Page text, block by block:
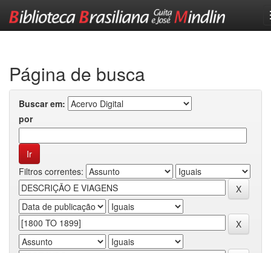
Página de busca
Buscar em:
por
Filtros correntes: